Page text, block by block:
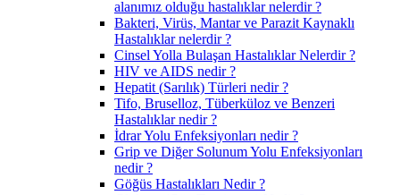
alanımız olduğu hastalıklar nelerdir ?
Bakteri, Virüs, Mantar ve Parazit Kaynaklı
Hastalıklar nelerdir ?
Cinsel Yolla Bulaşan Hastalıklar Nelerdir ?
HIV ve AIDS nedir ?
Hepatit (Sarılık) Türleri nedir ?
Tifo, Bruselloz, Tüberküloz ve Benzeri
Hastalıklar nedir ?
İdrar Yolu Enfeksiyonları nedir ?
Grip ve Diğer Solunum Yolu Enfeksiyonları
nedir ?
Göğüs Hastalıkları Nedir ?